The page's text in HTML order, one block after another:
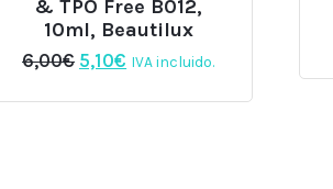
& TPO Free B012,
10ml, Beautilux
6,00€ El
original
5,10€ El
actual
IVA incluido.